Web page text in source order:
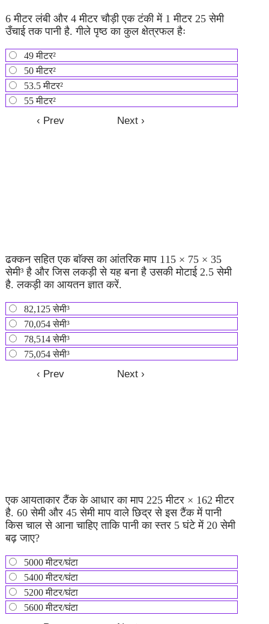
6 मीटर लंबी और 4 मीटर चौड़ी एक टंकी में 1 मीटर 25 सेमी
उँचाई तक पानी है. गीले पृष्ठ का कुल क्षेत्रफल हैः
49 मीटर²
50 मीटर²
53.5 मीटर²
55 मीटर²
ढक्कन सहित एक बाॅक्स का आंतरिक माप 115 × 75 × 35
सेमी³ है और जिस लकड़ी से यह बना है उसकी मोटाई 2.5 सेमी
है. लकड़ी का आयतन ज्ञात करें.
82,125 सेमी³
70,054 सेमी³
78,514 सेमी³
75,054 सेमी³
एक आयताकार टैंक के आधार का माप 225 मीटर × 162 मीटर
है. 60 सेमी और 45 सेमी माप वाले छिद्र से इस टैंक में पानी
किस चाल से आना चाहिए ताकि पानी का स्तर 5 घंटे में 20 सेमी
बढ़ जाए?
5000 मीटर/घंटा
5400 मीटर/घंटा
5200 मीटर/घंटा
5600 मीटर/घंटा